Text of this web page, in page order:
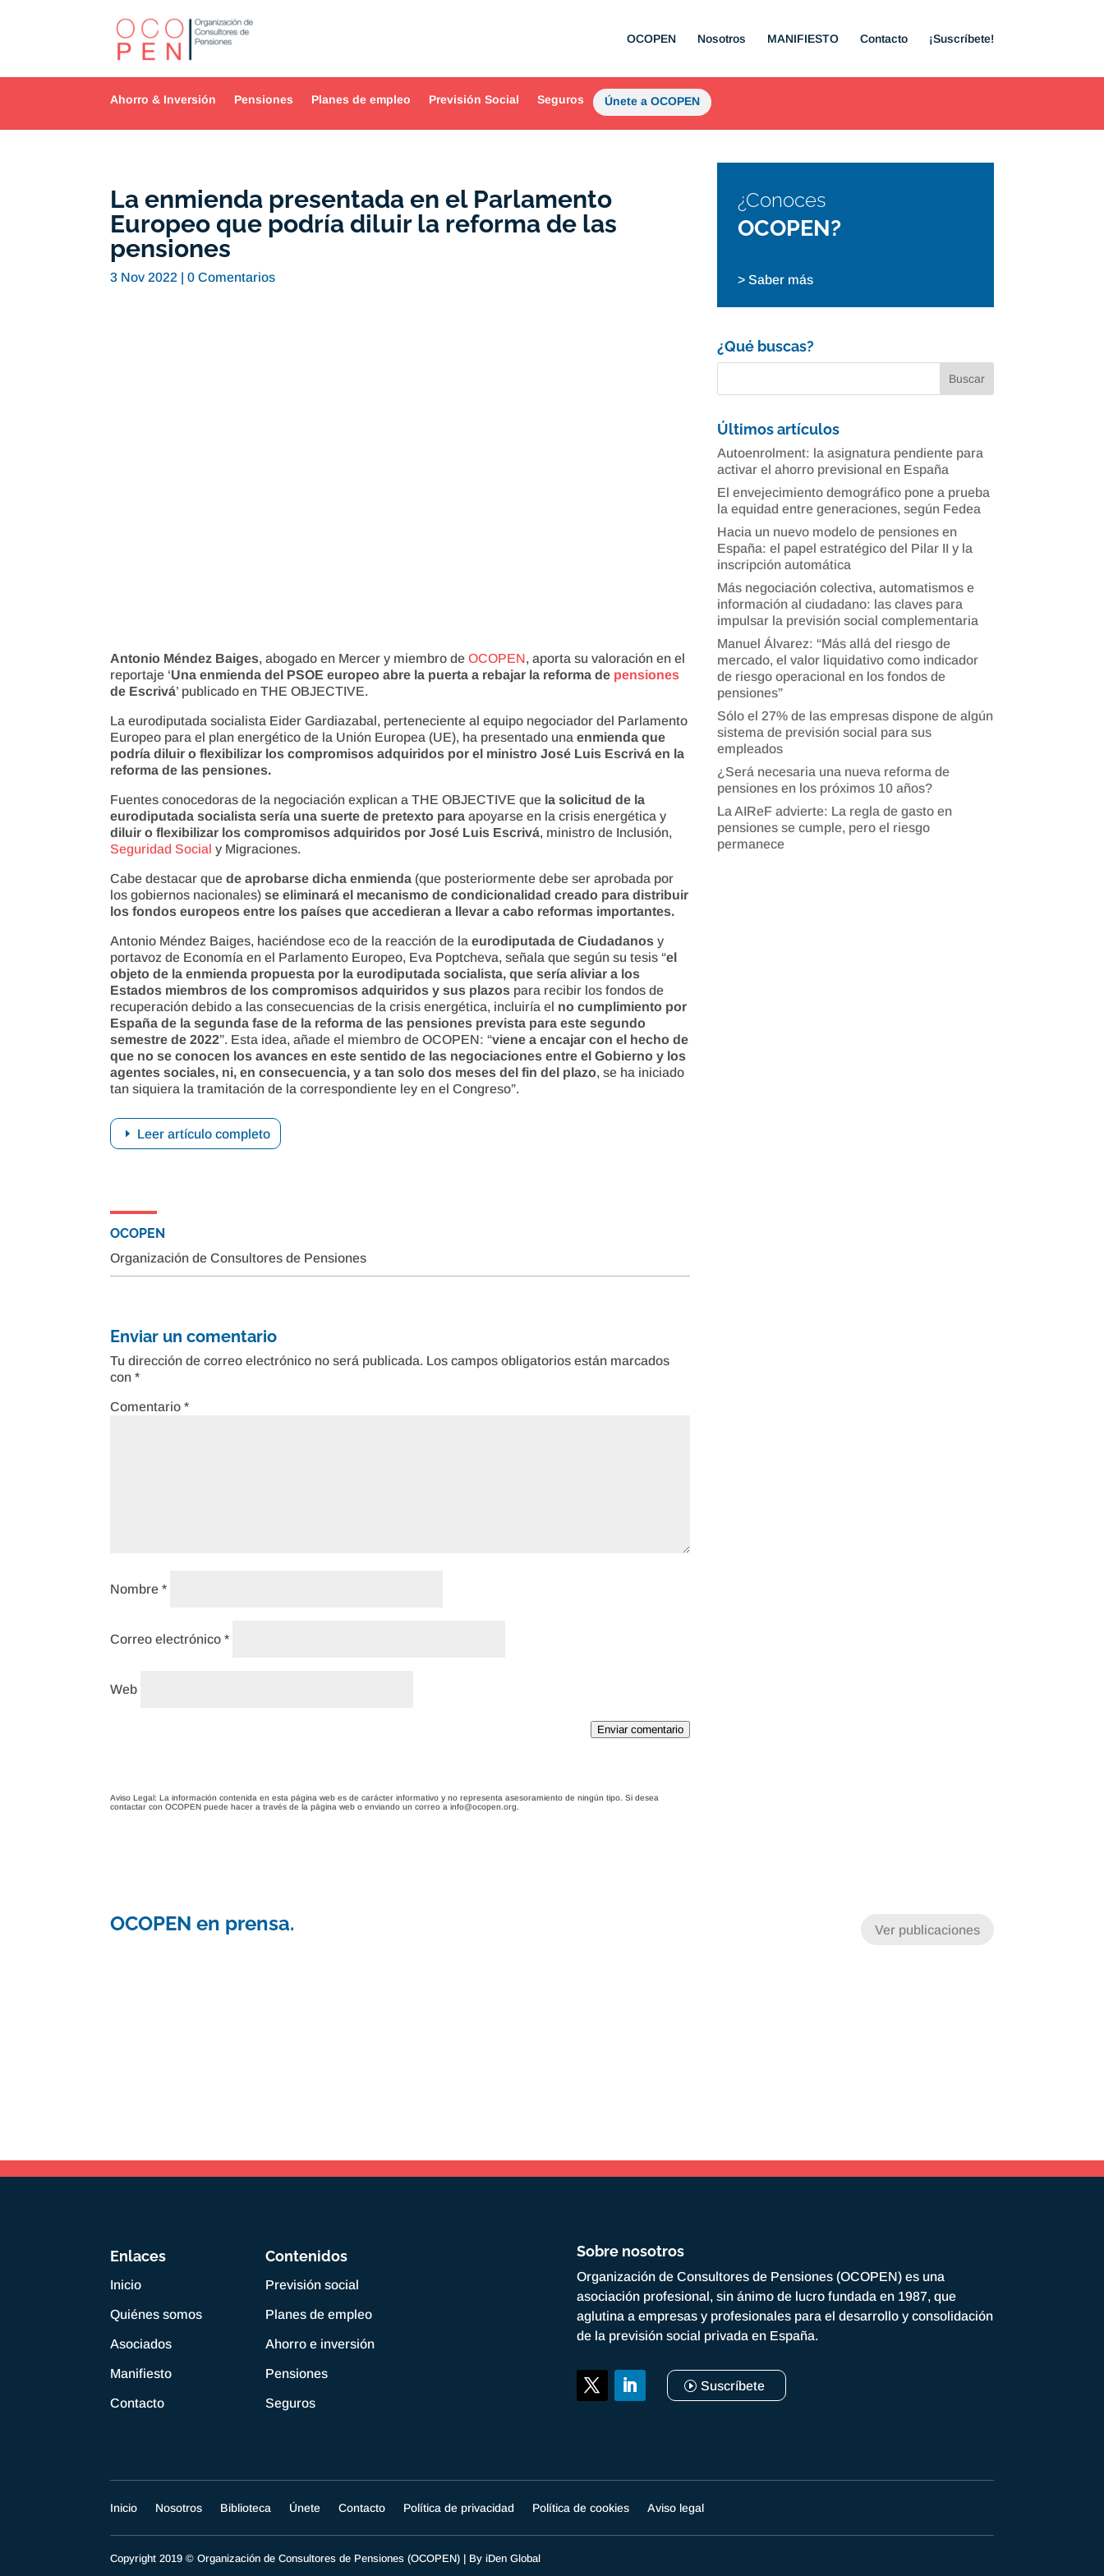
OCOPEN Nosotros MANIFIESTO Contacto ¡Suscríbete!
Ahorro & Inversión Pensiones Planes de empleo Previsión Social Seguros Únete a OCOPEN
La enmienda presentada en el Parlamento
Europeo que podría diluir la reforma de las
pensiones
3 Nov 2022 |0 Comentarios
Antonio Méndez Baiges, abogado en Mercer y miembro deOCOPEN, aporta su valoración en el
reportaje ‘Una enmienda del PSOE europeo abre la puerta a rebajar la reforma de pensiones
de Escrivá’ publicado en THE OBJECTIVE.
La eurodiputada socialista Eider Gardiazabal, perteneciente al equipo negociador del Parlamento
Europeo para el plan energético de la Unión Europea (UE), ha presentado unaenmienda que
podría diluir o flexibilizar los compromisos adquiridos por el ministro José Luis Escrivá en la
reforma de las pensiones.
Fuentes conocedoras de la negociación explican a THE OBJECTIVE que la solicitud de la
eurodiputada socialista sería una suerte de pretexto para apoyarse en la crisis energética y
diluir o flexibilizar los compromisos adquiridos por José Luis Escrivá, ministro de Inclusión,
Seguridad Social y Migraciones.
Cabe destacar quede aprobarse dicha enmienda (que posteriormente debe ser aprobada por
los gobiernos nacionales)se eliminará el mecanismo de condicionalidad creado para distribuir
los fondos europeos entre los países que accedieran a llevar a cabo reformas importantes.
Antonio Méndez Baiges, haciéndose eco de la reacción de laeurodiputada de Ciudadanos y
portavoz de Economía en el Parlamento Europeo, Eva Poptcheva, señala que según su tesis “el
objeto de la enmienda propuesta por la eurodiputada socialista, que sería aliviar a los
Estados miembros de los compromisos adquiridos y sus plazos para recibir los fondos de
recuperación debido a las consecuencias de la crisis energética, incluiría el no cumplimiento por
España de la segunda fase de la reforma de las pensiones prevista para este segundo
semestre de 2022”. Esta idea, añade el miembro de OCOPEN: “viene a encajar con el hecho de
que no se conocen los avances en este sentido de las negociaciones entre el Gobierno y los
agentes sociales, ni, en consecuencia, y a tan solo dos meses del fin del plazo, se ha iniciado
tan siquiera la tramitación de la correspondiente ley en el Congreso”.
Leer artículo completo
OCOPEN
Organización de Consultores de Pensiones
Enviar un comentario
Tu dirección de correo electrónico no será publicada. Los campos obligatorios están marcados
con*
Comentario*
Nombre*
Correo electrónico*
Web
Enviar comentario
Aviso Legal: La información contenida en esta página web es de carácter informativo y no representa asesoramiento de ningún tipo. Si desea
contactar con OCOPEN puede hacer a través de la página web o enviando un correo a info@ocopen.org.
¿Conoces
OCOPEN?
> Saber más
¿Qué buscas?
Últimos artículos
Autoenrolment: la asignatura pendiente para
activar el ahorro previsional en España
El envejecimiento demográfico pone a prueba
la equidad entre generaciones, según Fedea
Hacia un nuevo modelo de pensiones en
España: el papel estratégico del Pilar II y la
inscripción automática
Más negociación colectiva, automatismos e
información al ciudadano: las claves para
impulsar la previsión social complementaria
Manuel Álvarez: “Más allá del riesgo de
mercado, el valor liquidativo como indicador
de riesgo operacional en los fondos de
pensiones”
Sólo el 27% de las empresas dispone de algún
sistema de previsión social para sus
empleados
¿Será necesaria una nueva reforma de
pensiones en los próximos 10 años?
La AIReF advierte: La regla de gasto en
pensiones se cumple, pero el riesgo
permanece
OCOPEN en prensa. Ver publicaciones
Enlaces
Inicio
Quiénes somos
Asociados
Manifiesto
Contacto
Contenidos
Previsión social
Planes de empleo
Ahorro e inversión
Pensiones
Seguros
Sobre nosotros
Organización de Consultores de Pensiones (OCOPEN) es una
asociación profesional, sin ánimo de lucro fundada en 1987, que
aglutina a empresas y profesionales para el desarrollo y consolidación
de la previsión social privada en España.
Suscríbete
Inicio Nosotros Biblioteca Únete Contacto Política de privacidad Política de cookies Aviso legal
Copyright 2019 © Organización de Consultores de Pensiones (OCOPEN) | ByiDen Global